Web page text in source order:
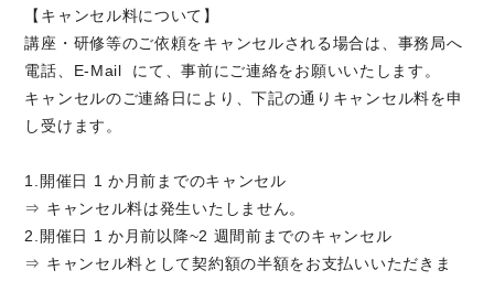
【キャンセル料について】
講座・研修等のご依頼をキャンセルされる場合は、事務局へ
電話、E-Mail にて、事前にご連絡をお願いいたします。
キャンセルのご連絡日により、下記の通りキャンセル料を申
し受けます。
1.開催日 1 か月前までのキャンセル
⇒ キャンセル料は発生いたしません。
2.開催日 1 か月前以降~2 週間前までのキャンセル
⇒ キャンセル料として契約額の半額をお支払いいただきま